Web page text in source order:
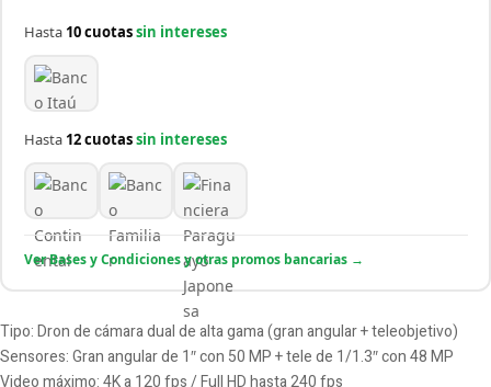
Hasta 10 cuotassin intereses
Hasta 12 cuotassin intereses
Ver Bases y Condiciones y otras promos bancarias →
Tipo: Dron de cámara dual de alta gama (gran angular + teleobjetivo)
Sensores: Gran angular de 1″ con 50 MP + tele de 1/1.3″ con 48 MP
Video máximo: 4K a 120 fps / Full HD hasta 240 fps